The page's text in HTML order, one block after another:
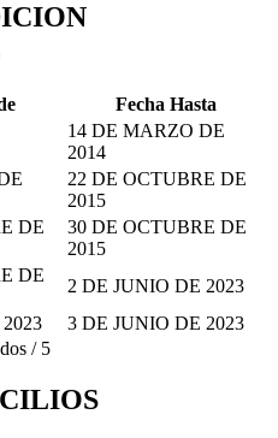
Fecha Hasta
14 DE MARZO DE
2014
22 DE OCTUBRE DE
2015
DE
30 DE OCTUBRE DE
2015
DE
2 DE JUNIO DE 2023
3 DE JUNIO DE 2023
/ 5